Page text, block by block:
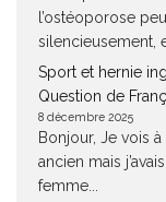
l’ostéoporose
silencieusement, et
Sport et hernie
Question de
8 décembre 2025
Bonjour, Je vois
ancien mais
femme...